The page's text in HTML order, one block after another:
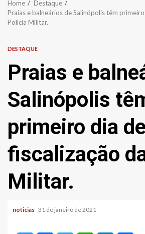
Home
Destaque
Praias e balneários de Salinópolis têm
Polícia Militar.
DESTAQUE
Praias e
Salinópolis
primeiro dia de
fiscalização
Militar.
noticias 31 de janeiro de 2021